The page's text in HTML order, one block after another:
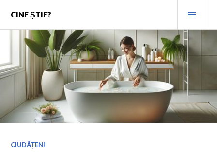
content
CINE ȘTIE?
CIUDĂȚENII